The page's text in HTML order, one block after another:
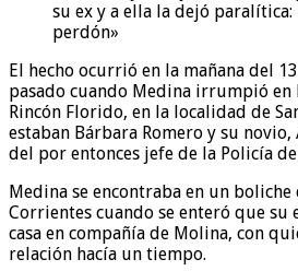
su ex y a ella la dejó
perdón»
El hecho ocurrió en la mañana del
pasado cuando Medina irrumpió en
Rincón Florido, en la localidad de
estaban Bárbara Romero y su
del por entonces jefe de la Policía
Medina se encontraba en un
Corrientes cuando se enteró que su
casa en compañía de Molina, con
relación hacía un tiempo.